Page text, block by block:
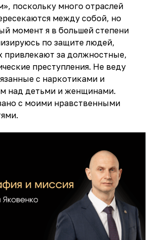
поскольку много отраслей
между собой, но
момент я в большей степени
по защите людей,
привлекают за должностные,
преступления. Не веду
с наркотиками и
над детьми и женщинами.
с моими нравственными